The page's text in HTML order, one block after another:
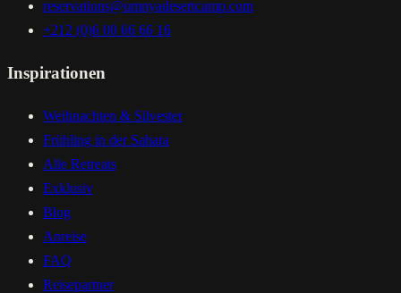
reservations@umnyadesertcamp.com
+212 (0)6 00 66 66 16
Inspirationen
Weihnachten & Silvester
Frühling in der Sahara
Alle Retreats
Exklusiv
Blog
Anreise
FAQ
Reisepartner